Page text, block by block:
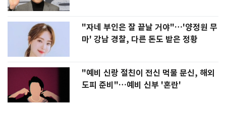
"자네 부인은 잘 끝날 거야"…'양정원 무
마' 강남 경찰, 다른 돈도 받은 정황
"예비 신랑 절친이 전신 먹물 문신, 해외
도피 준비"…예비 신부 '혼란'